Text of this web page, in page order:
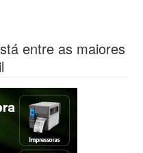
entre as maiores